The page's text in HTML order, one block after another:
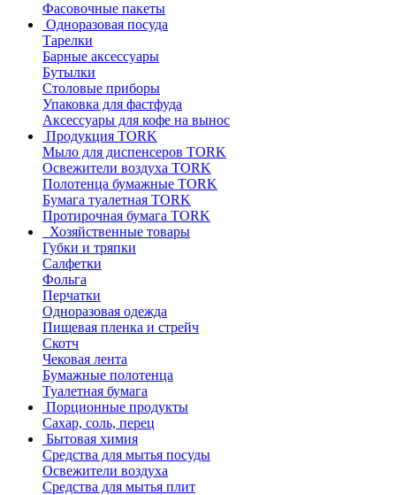
Фасовочные пакеты
Одноразовая посуда
Тарелки
Барные аксессуары
Бутылки
Столовые приборы
Упаковка для фастфуда
Аксессуары для кофе на вынос
Продукция TORK
Мыло для диспенсеров TORK
Освежители воздуха TORK
Полотенца бумажные TORK
Бумага туалетная TORK
Протирочная бумага TORK
Хозяйственные товары
Губки и тряпки
Салфетки
Фольга
Перчатки
Одноразовая одежда
Пищевая пленка и стрейч
Скотч
Чековая лента
Бумажные полотенца
Туалетная бумага
Порционные продукты
Сахар, соль, перец
Бытовая химия
Средства для мытья посуды
Освежители воздуха
Средства для мытья плит